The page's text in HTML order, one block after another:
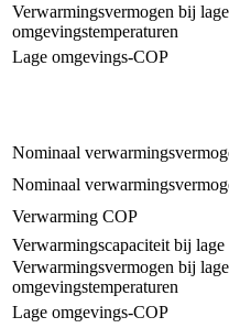
Verwarmingsvermogen bij lage
omgevingstemperaturen
Lage omgevings-COP
Nominaal
Nominaal
Verwarming COP
Verwarmingscapaciteit bij lage
Verwarmingsvermogen bij lage
omgevingstemperaturen
Lage omgevings-COP